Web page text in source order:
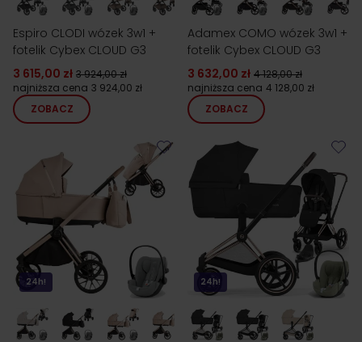
Espiro CLODI wózek 3w1 +
fotelik Cybex CLOUD G3
3 615,00 zł 3 924,00 zł
najniższa cena 3 924,00 zł
ZOBACZ
Adamex COMO wózek 3w1 +
fotelik Cybex CLOUD G3
3 632,00 zł 4 128,00 zł
najniższa cena 4 128,00 zł
ZOBACZ
24h! 24h!